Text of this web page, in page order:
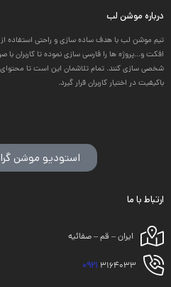
درباره موشن لب
تیم موشن لب با هدف ساده سازی و راحتی استفاده از
افکت و...پروژه ها را فارسی سازی نموده تا کاربران با
شخصی سازی کنند. تمام تلاشمان این است تا محتوای
باکیفیت در اختیار کاربران قرار گیرد.
استودیو موشن
ارتباط با ما
ایران – قم – صفائیه
0921 3164033